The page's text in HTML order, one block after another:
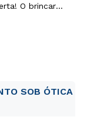
O brincar
SOB ÓTICA